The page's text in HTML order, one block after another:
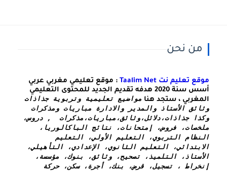
من نحن
موقع تعليم نت Taalim Net
: موقع تعليمي مغربي عربي
أسس سنة 2020 هدفه تقديم الجديد للمحتوى التعليمي
المغربي ، ستجد هنا
وكذا